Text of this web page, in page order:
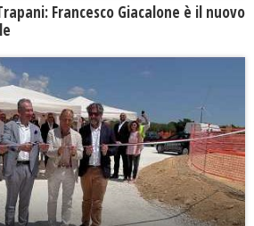
Francesco Giacalone è il nuovo